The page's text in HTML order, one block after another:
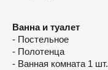
Ванна и туалет
- Постельное
- Полотенца
- Ванная комната 1 шт.